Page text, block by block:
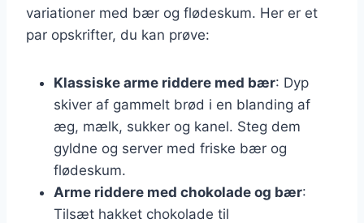
variationer med bær og flødeskum. Her er et
par opskrifter, du kan prøve:
Klassiske arme riddere med bær: Dyp
skiver af gammelt brød i en blanding af
æg, mælk, sukker og kanel. Steg dem
gyldne og server med friske bær og
flødeskum.
Arme riddere med chokolade og bær:
Tilsæt hakket chokolade til